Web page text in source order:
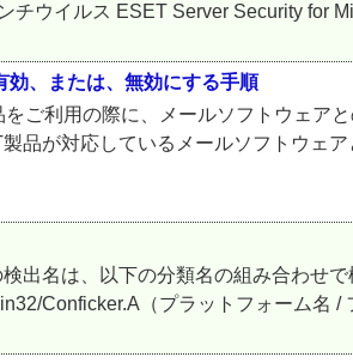
チウイルス ESET Server Security for
効、または、無効にする手順
ご利用の際に、メールソフトウェ
品が対応しているメールソフトウェ
出名は、以下の分類名の組み合わせ
Conficker.A（プラットフォーム名 /